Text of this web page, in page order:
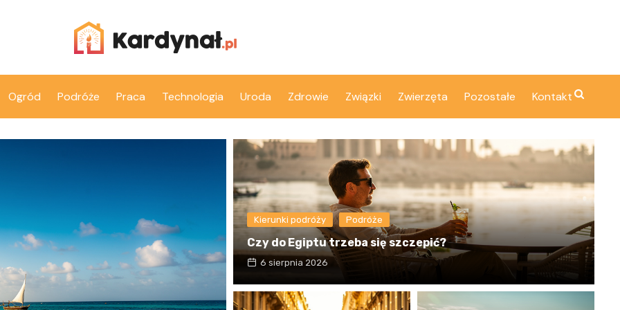
Ogród Podróże Praca Technologia Uroda Zdrowie Związki Zwierzęta Pozostałe Kontakt
Kierunki podróży Podróże
Czy do Egiptu trzeba się szczepić?
6 sierpnia 2026